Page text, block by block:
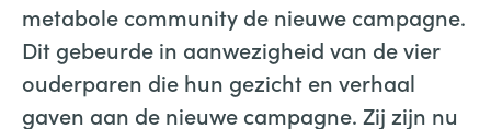
metabole community de nieuwe campagne.
Dit gebeurde in aanwezigheid van de vier
ouderparen die hun gezicht en verhaal
gaven aan de nieuwe campagne. Zij zijn nu